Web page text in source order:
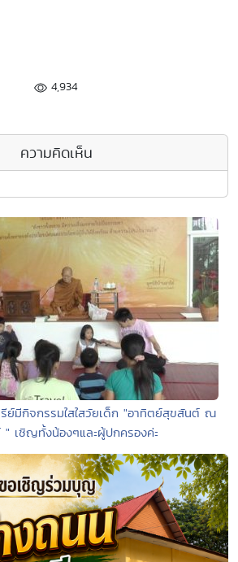
4,934
ความคิดเห็น
ย์มีกิจกรรมใสใสวัยเด็ก "อาทิตย์สุขสันต์ ณ
" เชิญทั้งน้องๆและผู้ปกครองค่ะ